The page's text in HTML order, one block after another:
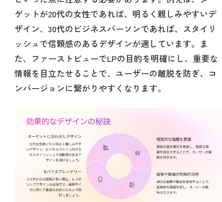
ゲットが20代の女性であれば、明るく親しみやすいデ
ザイン、30代のビジネスパーソンであれば、スタイリ
ッシュで信頼感のあるデザインが適しています。ま
た、ファーストビューでLPの目的を明確にし、重要な
情報を目立たせることで、ユーザーの離脱を防ぎ、コ
ンバージョンに繋がりやすくなります。